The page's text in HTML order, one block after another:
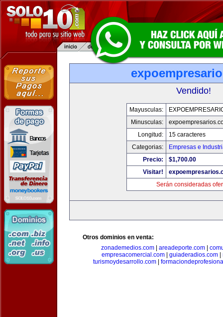
Vendido!
Mayusculas:
Minusculas:
Longitud:
15 caracteres
Categorias:
Empresas e
Precio:
$1,700.00
Visitar!
Serán consideradas
Otros dominios en venta:
zonademedios.com| areadeporte.com|
empresacomercial.com| guiaderadios.com|
turismoydesarrollo.com|